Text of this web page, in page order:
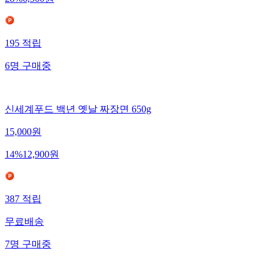
28%6,500원
195적립
6명구매중
신세계푸드 백년 옛날 짜장면 650g
15,000원
14%12,900원
387적립
무료배송
7명구매중